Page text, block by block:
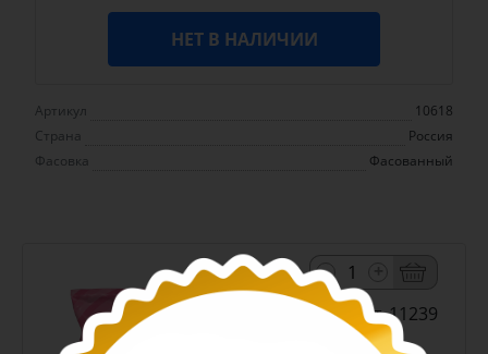
НЕТ В НАЛИЧИИ
Артикул
10618
Страна
Россия
Фасовка
Фасованный
-
Арт. 11239